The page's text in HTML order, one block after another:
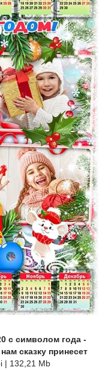
с символом года -
сказку принесет
| 132,21 Mb